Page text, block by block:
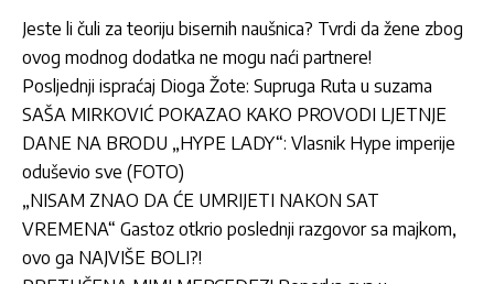
Jeste li čuli za teoriju bisernih naušnica? Tvrdi da žene zbog
ovog modnog dodatka ne mogu naći partnere!
Posljednji ispraćaj Dioga Žote: Supruga Ruta u suzama
SAŠA MIRKOVIĆ POKAZAO KAKO PROVODI LJETNJE
DANE NA BRODU „HYPE LADY“: Vlasnik Hype imperije
oduševio sve (FOTO)
„NISAM ZNAO DA ĆE UMRIJETI NAKON SAT
VREMENA“ Gastoz otkrio poslednji razgovor sa majkom,
ovo ga NAJVIŠE BOLI?!